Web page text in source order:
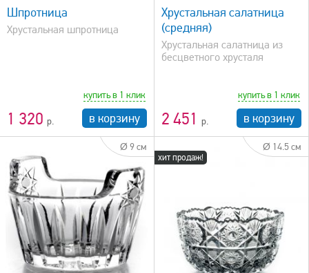
Шпротница
Хрустальная шпротница
1 320
купить в 1 клик
в корзину
Хрустальная салатница
(средняя)
Хрустальная салатница из
бесцветного хрусталя
2 451
купить в 1 клик
в корзину
Ø 9 см
хит продаж!
Ø 14.5 см